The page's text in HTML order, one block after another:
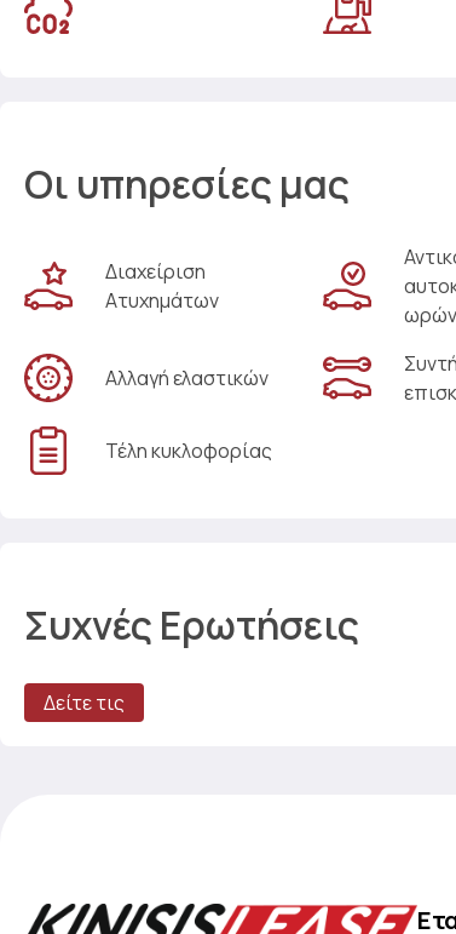
Οι υπηρεσίες μας
Διαχείριση
Ατυχημάτων
ωρών
Αλλαγή ελαστικών
Τέλη κυκλοφορίας
Συχνές Ερωτήσεις
Δείτε τις